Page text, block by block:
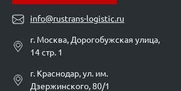
info@rustrans-logistic.ru
г. Москва, Дорогобужская улица,
14 стр. 1
г. Краснодар, ул. им.
Дзержинского, 80/1